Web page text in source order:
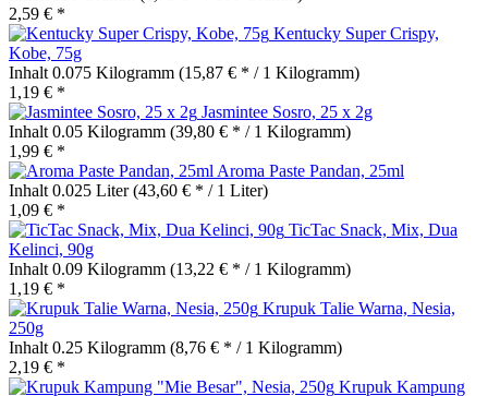
2,59 € *
Kentucky Super Crispy,
Kobe, 75g
Inhalt 0.075 Kilogramm (15,87 € * / 1 Kilogramm)
1,19 € *
Jasmintee Sosro, 25 x 2g
Inhalt 0.05 Kilogramm (39,80 € * / 1 Kilogramm)
1,99 € *
Aroma Paste Pandan, 25ml
Inhalt 0.025 Liter(43,60 € * / 1 Liter)
1,09 € *
TicTac Snack, Mix, Dua
Kelinci, 90g
Inhalt 0.09 Kilogramm (13,22 € * / 1 Kilogramm)
1,19 € *
Krupuk Talie Warna, Nesia,
250g
Inhalt 0.25 Kilogramm (8,76 € * / 1 Kilogramm)
2,19 € *
Krupuk Kampung